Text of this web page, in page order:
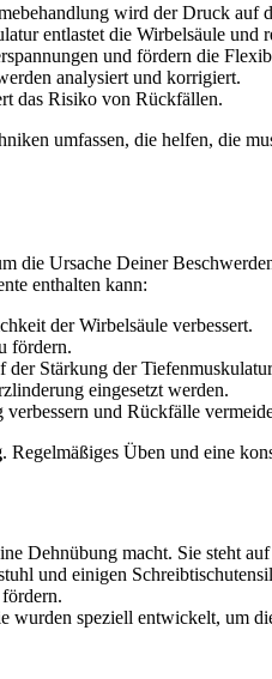
wird der Druck auf
entlastet die Wirbelsäule und
und fördern die
analysiert und korrigiert.
das Risiko von Rückfällen.
umfassen, die helfen, die
die Ursache Deiner
enthalten kann:
der Wirbelsäule verbessert.
fördern.
Stärkung der
eingesetzt werden.
und Rückfälle
. Regelmäßiges Üben und eine
speziell entwickelt, um